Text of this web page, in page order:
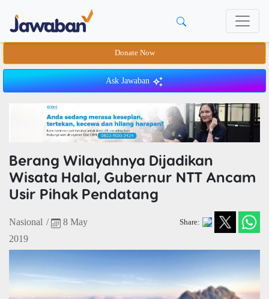
Donate Now
Ask Jawaban
Berang Wilayahnya Dijadikan
Wisata Halal, Gubernur NTT Ancam
Usir Pihak Pendatang
Nasional /
8 May
2019
Share: